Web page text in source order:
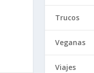
Trucos
Veganas
Viajes